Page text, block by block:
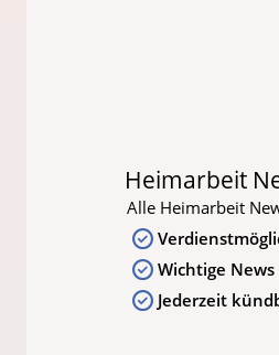
Heimarbeit
Alle Heimarbeit
Wichtige News
Jederzeit